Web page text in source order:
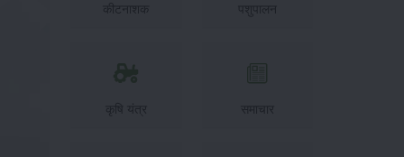
कीटनाशक पशुपालन
कृषि यंत्र समाचार